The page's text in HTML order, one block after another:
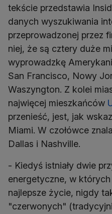
tekście przedstawia
danych wyszukiwania
przeprowadzonej przez
niej, że są cztery duże
wyprowadzkę
San Francisco, Nowy
Waszyngton. Z kolei
najwięcej mieszkańców
przenieść, jest, jak
Miami. W czołówce
Dallas i Nashville.
- Kiedyś istniały dwie
energetyczne, w których
najlepsze życie, nigdy
"czerwonych"